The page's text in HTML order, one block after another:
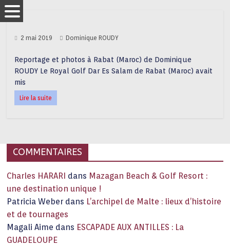
2 mai 2019 Dominique ROUDY
Reportage et photos à Rabat (Maroc) de Dominique
ROUDY Le Royal Golf Dar Es Salam de Rabat (Maroc) avait
mis
Lire la suite
COMMENTAIRES
Charles HARARI dans Mazagan Beach & Golf Resort :
une destination unique !
Patricia Weber dans L’archipel de Malte : lieux d’histoire
et de tournages
Magali Aime dans ESCAPADE AUX ANTILLES : La
GUADELOUPE